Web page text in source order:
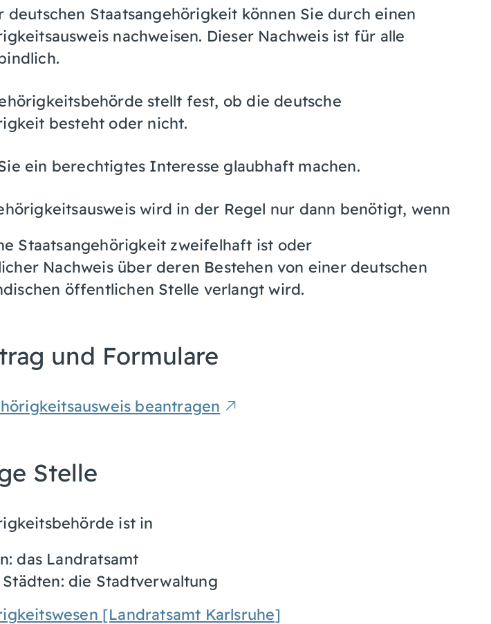
deutschen Staatsangehörigkeit können Sie durch einen
nachweisen. Dieser Nachweis ist für alle
stellt fest, ob die deutsche
besteht oder nicht.
ein berechtigtes Interesse glaubhaft machen.
wird in der Regel nur dann benötigt, wenn
Staatsangehörigkeit zweifelhaft ist oder
Nachweis über deren Bestehen von einer deutschen
öffentlichen Stelle verlangt wird.
und Formulare
beantragen
Stelle
ist in
das Landratsamt
die Stadtverwaltung
[Landratsamt Karlsruhe]